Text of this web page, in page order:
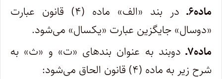
ماده۶ـ
در بند «الف» ماده (۴) قانون عبارت
«دوسال» جایگزین عبارت «یک­سال» می‌شود.
ماده۷ـ دوبند به عنوان بندهای «ت» و «ث» به
شرح زیر به ماده (۴) قانون الحاق می‌شود: